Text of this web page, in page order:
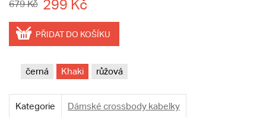
679 Kč 299 Kč
PŘIDAT DO KOŠÍKU
černá Khaki růžová
Kategorie Dámské crossbody kabelky